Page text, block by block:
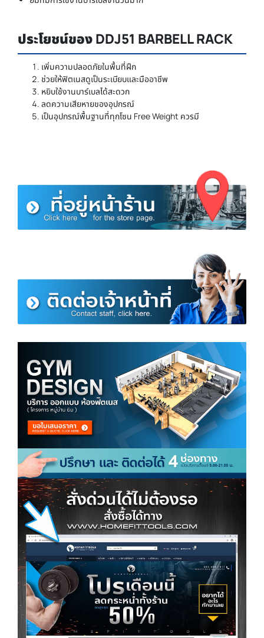
ประโยชน์ของ DDJ51 BARBELL RACK
เพิ่มความปลอดภัยในพื้นที่ฝึก
ช่วยให้ฟิตเนสดูเป็นระเบียบและมืออาชีพ
หยิบใช้งานบาร์เบลได้สะดวก
ลดความเสียหายของอุปกรณ์
เป็นอุปกรณ์พื้นฐานที่ทุกโซน Free Weight ควรมี